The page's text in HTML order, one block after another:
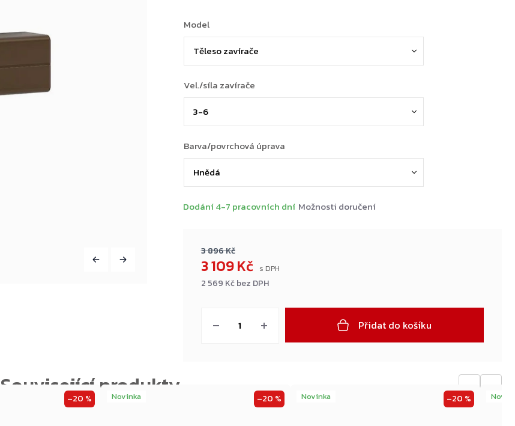
3 896 Kč
3 109 Kč
2 569 Kč bez DPH
Dodání 4-7 pracovních dní Možnosti doručení
Model
Vel./síla zavírače
Barva/povrchová úprava
Přidat do košíku
–20 % Novinka –20 % Novinka –20 %